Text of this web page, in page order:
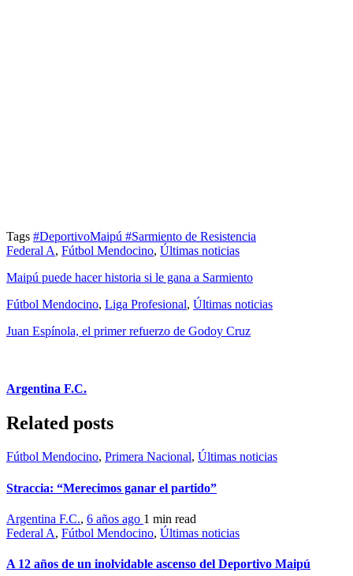
Tags #DeportivoMaipú #Sarmiento de Resistencia
Federal A, Fútbol Mendocino, Últimas noticias
Maipú puede hacer historia si le gana a Sarmiento
Fútbol Mendocino, Liga Profesional, Últimas noticias
Juan Espínola, el primer refuerzo de Godoy Cruz
Argentina F.C.
Related posts
Fútbol Mendocino, Primera Nacional, Últimas noticias
Straccia: “Merecimos ganar el partido”
Argentina F.C., 6 años ago 1 min read
Federal A, Fútbol Mendocino, Últimas noticias
A 12 años de un inolvidable ascenso del Deportivo Maipú